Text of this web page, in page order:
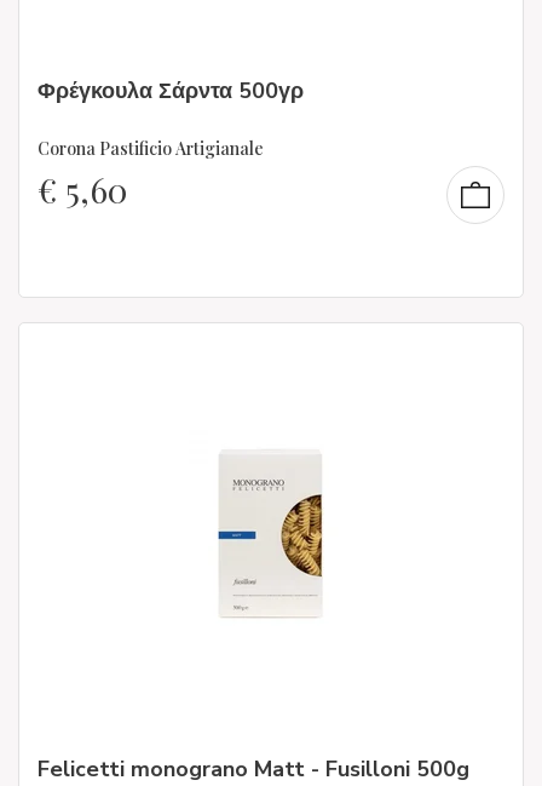
Φρέγκουλα Σάρντα 500γρ
Corona Pastificio Artigianale
€ 5,60
Felicetti monograno Matt - Fusilloni 500g